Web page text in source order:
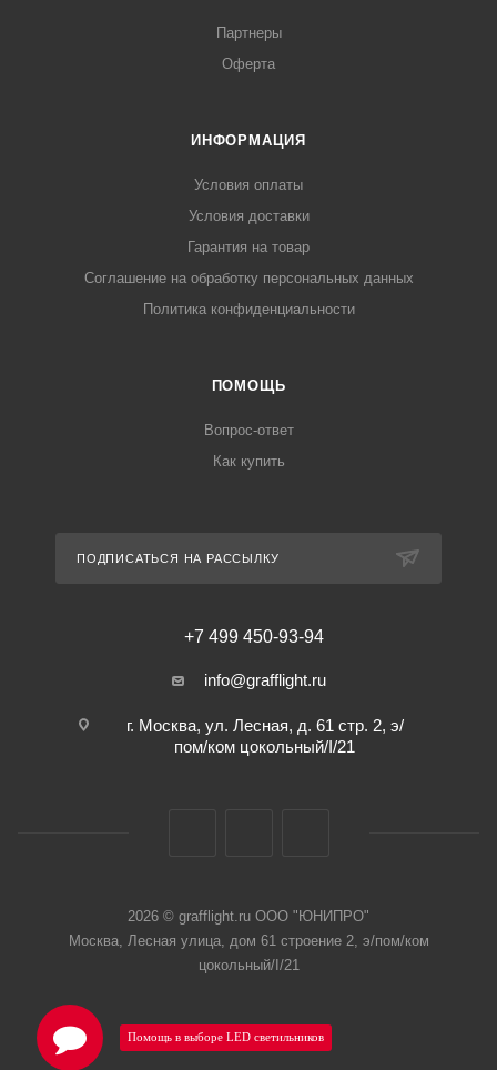
Партнеры
Оферта
ИНФОРМАЦИЯ
Условия оплаты
Условия доставки
Гарантия на товар
Соглашение на обработку персональных данных
Политика конфиденциальности
ПОМОЩЬ
Вопрос-ответ
Как купить
ПОДПИСАТЬСЯ НА РАССЫЛКУ
+7 499 450-93-94
info@grafflight.ru
г. Москва, ул. Лесная, д. 61 стр. 2, э/
пом/ком цокольный/I/21
2026 © grafflight.ru ООО "ЮНИПРО"
Москва, Лесная улица, дом 61 строение 2, э/пом/ком
цокольный/I/21